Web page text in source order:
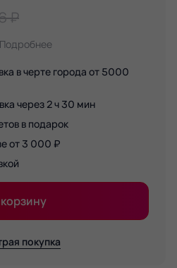
₽
Подробнее
в черте города от 5000
через 2 ч 30 мин
в подарок
от 3 000 ₽
покупка